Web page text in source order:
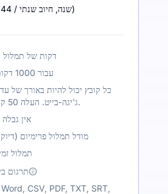
/ שנה, חיוב שנתי )
3000 דקות של
$15 עבור 1000 דקות נוספות
ג'יגה-בייט. העלה 50 קבצים בו זמנית.
אין
מודל תמלול פרימיום
תמלול זמין ב-
תרגום